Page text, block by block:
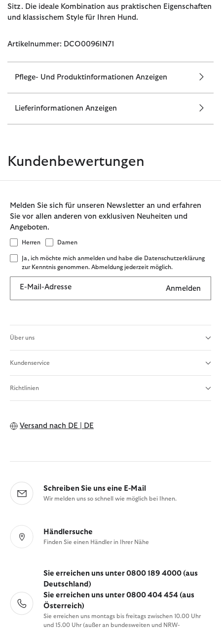
Sitz. Die ideale Kombination aus praktischen Eigenschaften
und klassischem Style für Ihren Hund.
Artikelnummer: DCO0096IN71
Pflege- Und Produktinformationen Anzeigen
Lieferinformationen Anzeigen
Kundenbewertungen
Melden Sie sich für unseren Newsletter an und erfahren
Sie vor allen anderen von exklusiven Neuheiten und
Angeboten.
Herren Damen
Ja, ich möchte mich anmelden und habe die Datenschutzerklärung
zur Kenntnis genommen. Abmeldung jederzeit möglich.
E-Mail-Adresse Anmelden
Über uns
Kundenservice
Richtlinien
Versand nach DE | DE
Schreiben Sie uns eine E-Mail
Wir melden uns so schnell wie möglich bei Ihnen.
Händlersuche
Finden Sie einen Händler in Ihrer Nähe
Sie erreichen uns unter 0800 189 4000 (aus
Deutschland)
Sie erreichen uns unter 0800 404 454 (aus
Österreich)
Sie erreichen uns montags bis freitags zwischen 10.00 Uhr
und 15.00 Uhr (außer an bundesweiten und NRW-